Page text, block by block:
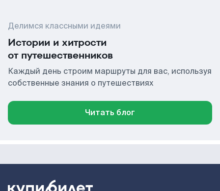
Делимся классными идеями
Истории и хитрости
от путешественников
Каждый день строим маршруты для вас, используя
собственные знания о путешествиях
Читать блог